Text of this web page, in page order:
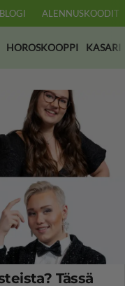
ALENNUSKOODIT
HOROSKOOPPI KASARI
Tässä